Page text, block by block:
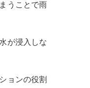
うことで雨
が浸入しな
ョンの役割